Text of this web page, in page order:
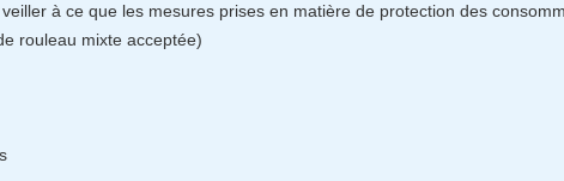
à ce que les mesures prises en matière de protection des
rouleau mixte acceptée)